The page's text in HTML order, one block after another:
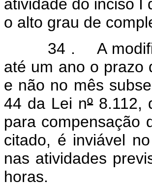
atividade do inciso I
o alto grau de
34 . A
até um ano o prazo
e não no mês
44 da Lei nº8.112,
para compensação
citado, é inviável
nas atividades
horas.